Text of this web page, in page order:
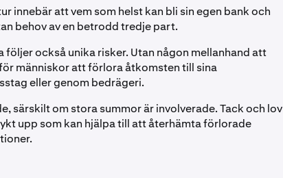
innebär att vem som helst kan bli sin egen bank och
behov av en betrodd tredje part.
följer också unika risker. Utan någon mellanhand att
människor att förlora åtkomsten till sina
eller genom bedrägeri.
särskilt om stora summor är involverade. Tack och lov
upp som kan hjälpa till att återhämta förlorade